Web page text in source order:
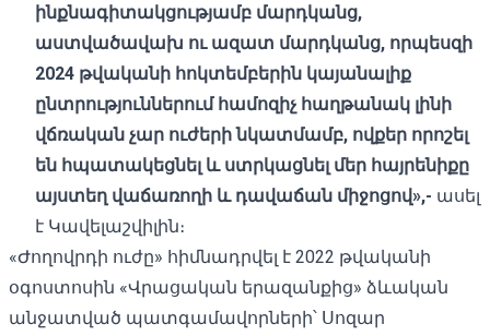
ինքնագիտակցությամբ մարդկանց,
աստվածավախ ու ազատ մարդկանց, որպեսզի
2024 թվականի հոկտեմբերին կայանալիք
ընտրություններում համոզիչ հաղթանակ լինի
վճռական չար ուժերի նկատմամբ, ովքեր որոշել
են հպատակեցնել և ստրկացնել մեր հայրենիքը
այստեղ վաճառողի և դավաճան միջոցով»,- ասել
է Կավելաշվիլին։
«Ժողովրդի ուժը» հիմնադրվել է 2022 թվականի
օգոստոսին «Վրացական երազանքից» ձևական
անջատված պատգամավորների՝ Սոզար